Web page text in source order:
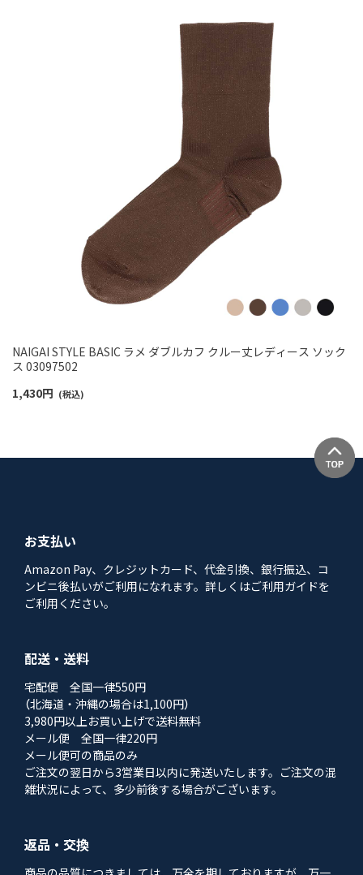
NAIGAI STYLE BASIC ラメ ダブルカフ クルー丈レディース ソック
ス 03097502
1,430円 (税込)
お支払い
Amazon Pay、クレジットカード、代金引換、銀行振込、コ
ンビニ後払いがご利用になれます。詳しくはご利用ガイドを
ご利用ください。
配送・送料
宅配便 全国一律550円
（北海道・沖縄の場合は1,100円）
3,980円以上お買い上げで送料無料
メール便 全国一律220円
メール便可の商品のみ
ご注文の翌日から3営業日以内に発送いたします。ご注文の混
雑状況によって、多少前後する場合がございます。
返品・交換